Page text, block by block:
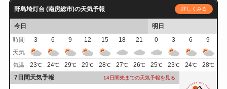
野島埼灯台 (南房総市)の天気予報 詳しくみる
今日
明日
時間
3 6 9 12 15 18 21 0 3 6
9
天気
気温 23℃ 24℃ 29℃ 29℃ 28℃ 27℃ 26℃ 25℃ 23℃ 24℃ 28℃
7日間天気予報 14日間先までの天気予報を見る